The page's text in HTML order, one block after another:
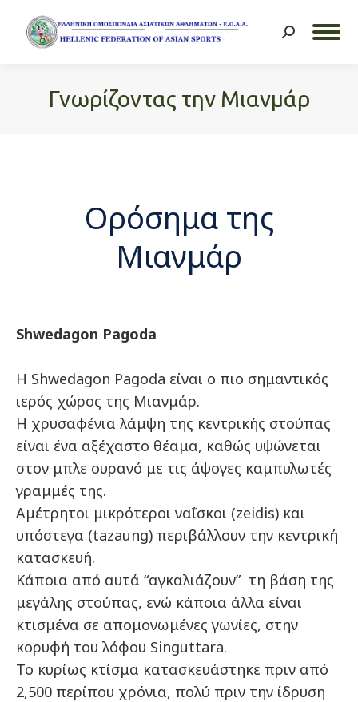
Search:
Γνωρίζοντας την Μιανμάρ
Ορόσημα της
Μιανμάρ
Shwedagon Pagoda
Η Shwedagon Pagoda είναι ο πιο σημαντικός
ιερός χώρος της Μιανμάρ.
Η χρυσαφένια λάμψη της κεντρικής στούπας
είναι ένα αξέχαστο θέαμα, καθώς υψώνεται
στον μπλε ουρανό με τις άψογες καμπυλωτές
γραμμές της.
Αμέτρητοι μικρότεροι ναΐσκοι (zeidis) και
υπόστεγα (tazaung) περιβάλλουν την κεντρική
κατασκευή.
Κάποια από αυτά “αγκαλιάζουν” τη βάση της
μεγάλης στούπας, ενώ κάποια άλλα είναι
κτισμένα σε απομονωμένες γωνίες, στην
κορυφή του λόφου Singuttara.
Το κυρίως κτίσμα κατασκευάστηκε πριν από
2,500 περίπου χρόνια, πολύ πριν την ίδρυση